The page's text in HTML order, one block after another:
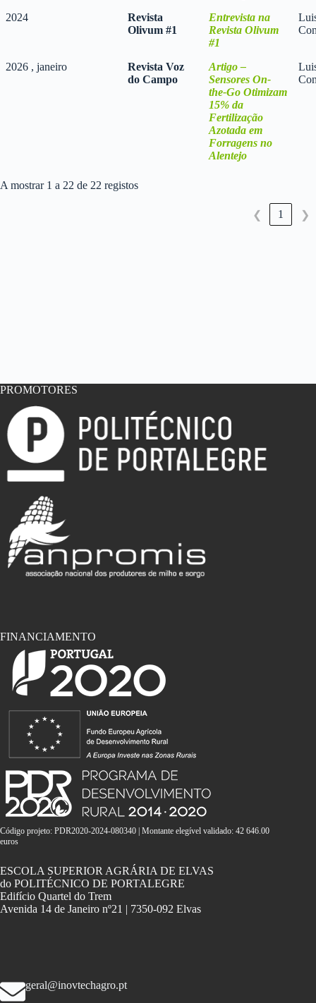
2024
Revista
Olivum #1
Entrevista na
Revista Olivum
#1
2026 , janeiro
Revista Voz
do Campo
Artigo –
Sensores On-
the-Go Otimizam
15% da
Fertilização
Azotada em
Forragens no
Alentejo
A mostrar 1 a 22 de 22 registos
❮ 1 ❯
PROMOTORES
FINANCIAMENTO
Código projeto: PDR2020-2024-080340 | Montante elegível validado: 42 646.00
euros
ESCOLA SUPERIOR AGRÁRIA DE ELVAS
do POLITÉCNICO DE PORTALEGRE
Edifício Quartel do Trem
Avenida 14 de Janeiro nº21 | 7350-092 Elvas
geral@inovtechagro.pt